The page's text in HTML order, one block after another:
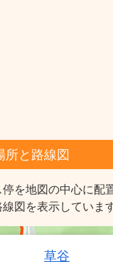
所と路線図
停を地図の中心に配
図を表示しています
草谷